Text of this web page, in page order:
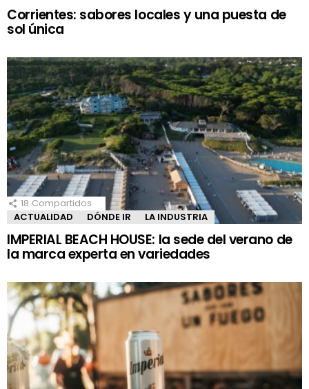
Corrientes: sabores locales y una puesta de
sol única
18 Compartidos
ACTUALIDAD
DÓNDE IR LA INDUSTRIA
IMPERIAL BEACH HOUSE: la sede del verano de
la marca experta en variedades